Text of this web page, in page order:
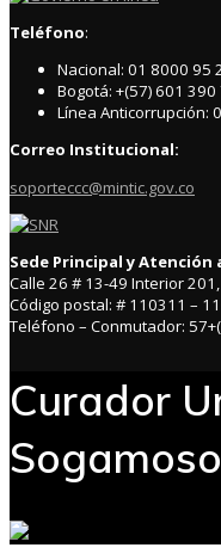
Teléfono:
Nacional: 01 8000 95
Bogotá: +(57) 601 390
Línea Anticorrupción:
Correo Institucional:
soporteccc@mintic.gov.co
Sede Principal y Atención
Calle 26 # 13-49 Interior
Código postal: # 110311 –
Teléfono – Conmutador:
Curador
Sogamoso